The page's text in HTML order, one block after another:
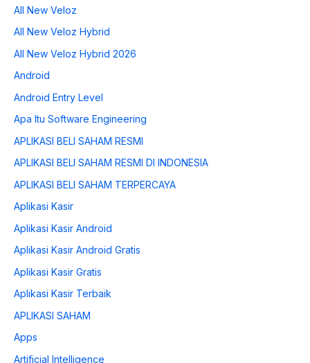
All New Veloz
All New Veloz Hybrid
All New Veloz Hybrid 2026
Android
Android Entry Level
Apa Itu Software Engineering
APLIKASI BELI SAHAM RESMI
APLIKASI BELI SAHAM RESMI DI INDONESIA
APLIKASI BELI SAHAM TERPERCAYA
Aplikasi Kasir
Aplikasi Kasir Android
Aplikasi Kasir Android Gratis
Aplikasi Kasir Gratis
Aplikasi Kasir Terbaik
APLIKASI SAHAM
Apps
Artificial Intelligence